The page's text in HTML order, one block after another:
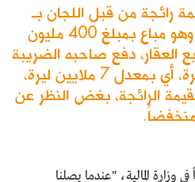
رائجة من قبل اللجان بـ
700 مليون ليرة سورية، وهو مباع بمبلغ 400 مليون
العقار، دفع صاحبه الضريبة
على مبلغ 700 مليون ليرة، أي بمعدل 7 ملايين ليرة،
الرائجة، بغض النظر عن
منخفضاً.
المالية، "عندما يصلنا